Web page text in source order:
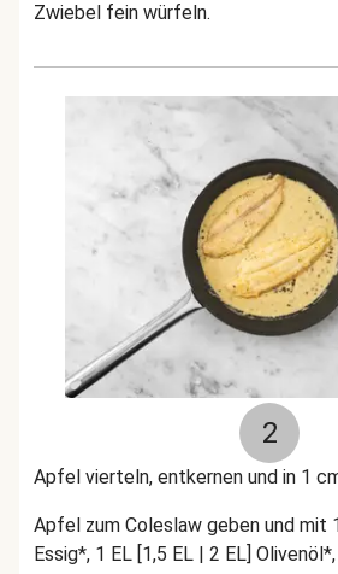
Zwiebel fein würfeln.
2
Apfel vierteln, entkernen und in 1
Apfel zum Coleslaw geben und mit
Essig*, 1 EL [1,5 EL | 2 EL]